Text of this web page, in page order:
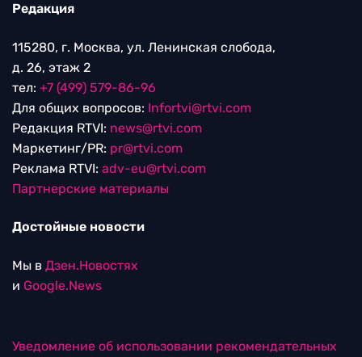
Редакция
115280, г. Москва, ул. Ленинская слобода,
д. 26, этаж 2
тел: +7 (499) 579-86-96
Для общих вопросов: Infortvi@rtvi.com
Редакция RTVI: news@rtvi.com
Маркетинг/PR: pr@rtvi.com
Реклама RTVI: adv-eu@rtvi.com
Партнерские материалы
Достойные новости
Мы в Дзен.Новостях
и Google.News
Уведомление об использовании рекомендательных